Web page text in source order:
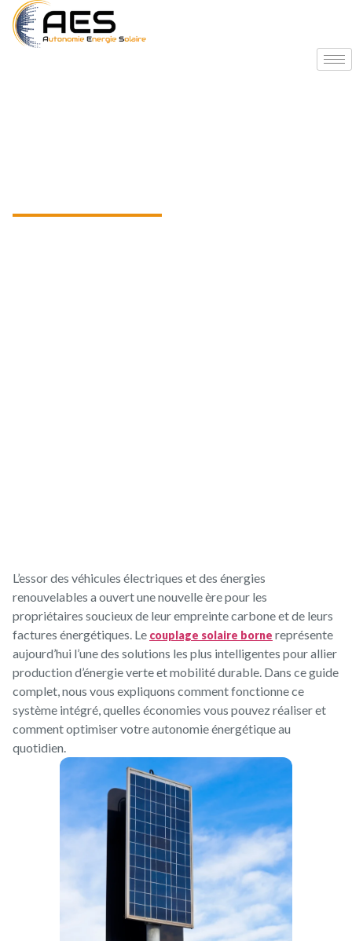
L’essor des véhicules électriques et des énergies
renouvelables a ouvert une nouvelle ère pour les
propriétaires soucieux de leur empreinte carbone et de leurs
factures énergétiques. Le couplage solaire borne représente
aujourd’hui l’une des solutions les plus intelligentes pour allier
production d’énergie verte et mobilité durable. Dans ce guide
complet, nous vous expliquons comment fonctionne ce
système intégré, quelles économies vous pouvez réaliser et
comment optimiser votre autonomie énergétique au
quotidien.